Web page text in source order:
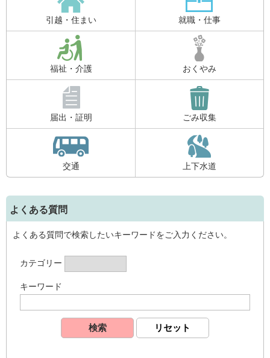
引越・住まい 就職・仕事
福祉・介護 おくやみ
届出・証明 ごみ収集
交通 上下水道
よくある質問
よくある質問で検索したいキーワードをご入力ください。
カテゴリー
キーワード